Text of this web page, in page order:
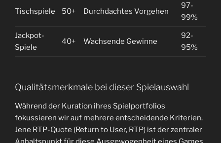
Tischspiele 50+ Durchdachtes Vorgehen
97-
99%
Jackpot-
Spiele
40+ Wachsende Gewinne
92-
95%
Qualitätsmerkmale bei dieser Spielauswahl
Während der Kuration ihres Spielportfolios
fokussieren wir auf mehrere entscheidende Kriterien.
Jene RTP-Quote (Return to User, RTP) ist der zentraler